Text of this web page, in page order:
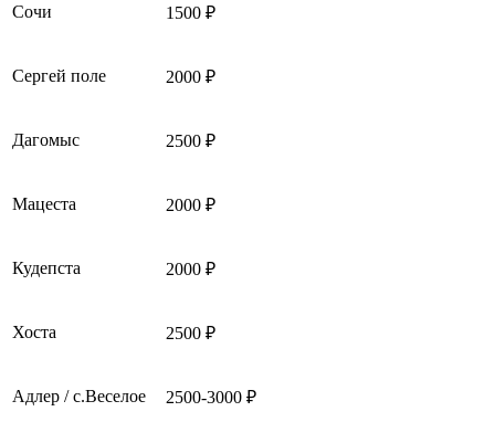
Сочи 1500 ₽
Сергей поле 2000 ₽
Дагомыс 2500 ₽
Мацеста 2000 ₽
Кудепста 2000 ₽
Хоста 2500 ₽
Адлер / с.Веселое 2500-3000 ₽